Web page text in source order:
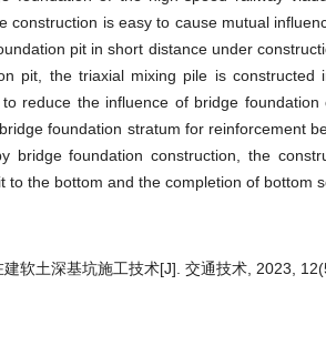
is easy to cause mutual
pit in short distance under
pit, the triaxial mixing pile is constructed
reduce the influence of bridge
foundation stratum for reinforcement
foundation construction, the
the bottom and the completion of bottom
软土深基坑施工技术[J]. 交通技术, 2023,